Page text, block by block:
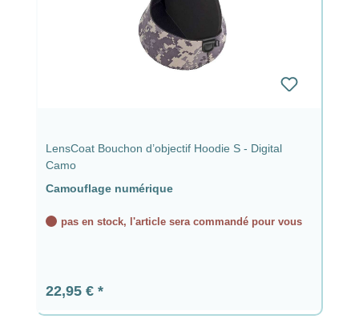
LensCoat Bouchon d’objectif Hoodie S - Digital
Camo
Camouflage numérique
pas en stock, l'article sera commandé pour vous
Prix régulier :
22,95 €